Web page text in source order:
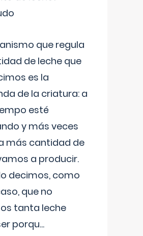
que regula
de leche que
es la
de la criatura: a
esté
y más veces
más cantidad de
a producir.
decimos, como
que no
tanta leche
porqu...